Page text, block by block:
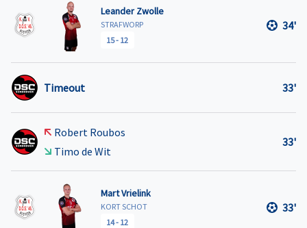
Leander Zwolle
STRAFWORP
15- 12
34'
Timeout 33'
Robert Roubos
Timo de Wit
33'
Mart Vrielink
KORT SCHOT
14- 12
33'